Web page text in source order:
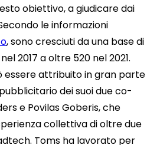
obiettivo, a giudicare dai
le informazioni
, sono cresciuti da una base di
2017 a oltre 520 nel 2021.
essere attribuito in gran parte
dei suoi due co-
e Povilas Goberis, che
collettiva di oltre due
Toms ha lavorato per